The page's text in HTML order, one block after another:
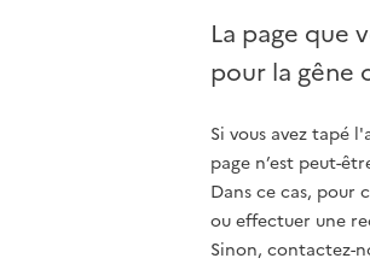
La page que
pour la gêne
Si vous avez tapé
page n’est peut-
Dans ce cas, pour
ou effectuer une
Sinon, contactez-